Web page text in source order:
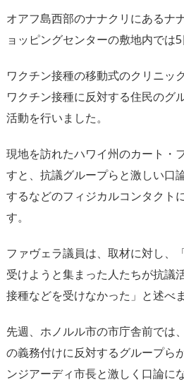
オアフ島西部のナナクリにあるナ
ョッピングセンターの敷地内では5
ワクチン接種の移動式のクリニッ
ワクチン接種に反対する住民のグ
活動を行いました。
現地を訪れたハワイ州のカート・
すと、抗議グループらと激しい口
するなどのフィジカルコンタクト
す。
ファヴェラ議員は、取材に対し、
受けようと集まった人たちが抗議
接種などを受けなかった」と述べま
先週、ホノルル市の市庁舎前では
の義務付けに反対するグループら
ンジアーディ市長と激しく口論に